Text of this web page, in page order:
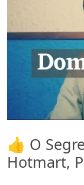
👍 O
Hotmart,